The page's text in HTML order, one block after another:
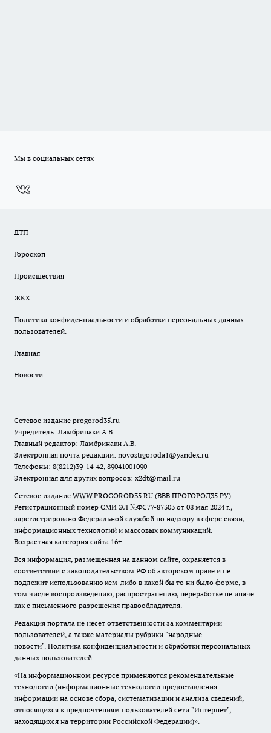
Мы в социальных сетях
ДТП
Гороскоп
Происшествия
ЖКХ
Политика конфиденциальности и обработки персональных данных
пользователей.
Главная
Новости
Сетевое издание progorod35.ru
Учредитель: Ламбринаки А.В.
Главный редактор: Ламбринаки А.В.
Электронная почта редакции: novostigoroda1@yandex.ru
Телефоны: 8(8212)39-14-42, 89041001090
Электронная для других вопросов: x2dt@mail.ru
Сетевое издание WWW.PROGOROD35.RU (ВВВ.ПРОГОРОД35.РУ).
Регистрационный номер СМИ ЭЛ №ФС77-87303 от 08 мая 2024 г.,
зарегистрировано Федеральной службой по надзору в сфере связи,
информационных технологий и массовых коммуникаций.
Возрастная категория сайта 16+.
Вся информация, размещенная на данном сайте, охраняется в
соответствии с законодательством РФ об авторском праве и не
подлежит использованию кем-либо в какой бы то ни было форме, в
том числе воспроизведению, распространению, переработке не иначе
как с письменного разрешения правообладателя.
Редакция портала не несет ответственности за комментарии
пользователей, а также материалы рубрики "народные
новости". Политика конфиденциальности и обработки персональных
данных пользователей.
«На информационном ресурсе применяются рекомендательные
технологии (информационные технологии предоставления
информации на основе сбора, систематизации и анализа сведений,
относящихся к предпочтениям пользователей сети "Интернет",
находящихся на территории Российской Федерации)».